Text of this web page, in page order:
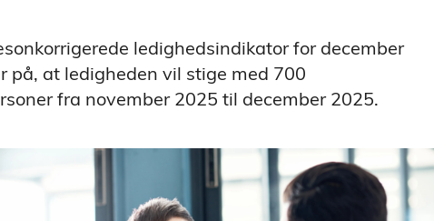
ledighedsindikator for december
på, at ledigheden vil stige med 700
fra november 2025 til december 2025.